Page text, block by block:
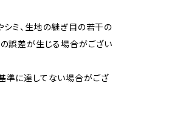
ミ、生地の継ぎ目の若干の
誤差が生じる場合がござい
準に達してない場合がござ